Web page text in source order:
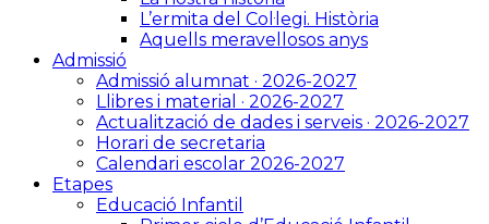
L’ermita del Col·legi. Història
Aquells meravellosos anys
Admissió
Admissió alumnat · 2026-2027
Llibres i material · 2026-2027
Actualització de dades i serveis · 2026-2027
Horari de secretaria
Calendari escolar 2026-2027
Etapes
Educació Infantil